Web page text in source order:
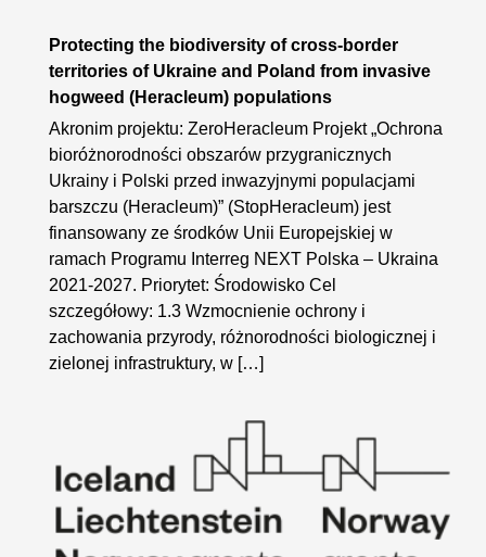
Protecting the biodiversity of cross-border
territories of Ukraine and Poland from invasive
hogweed (Heracleum) populations
Akronim projektu: ZeroHeracleum Projekt „Ochrona
bioróżnorodności obszarów przygranicznych
Ukrainy i Polski przed inwazyjnymi populacjami
barszczu (Heracleum)” (StopHeracleum) jest
finansowany ze środków Unii Europejskiej w
ramach Programu Interreg NEXT Polska – Ukraina
2021-2027. Priorytet: Środowisko Cel
szczegółowy: 1.3 Wzmocnienie ochrony i
zachowania przyrody, różnorodności biologicznej i
zielonej infrastruktury, w […]